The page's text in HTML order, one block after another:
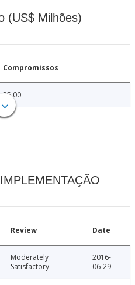
(US$ Milhões)
Compromissos
35.00
Review Date
Moderately
Satisfactory
2016-
06-29